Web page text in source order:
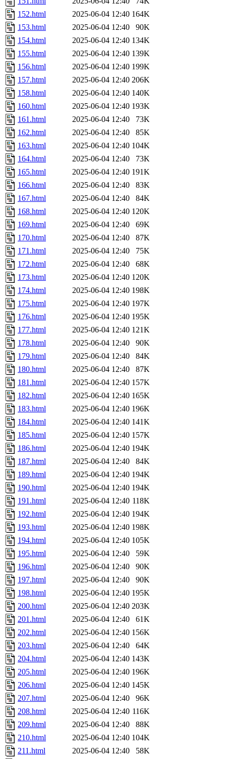
152.html
2025-06-04 12:40 164K
153.html
2025-06-04 12:40
90K
154.html
2025-06-04 12:40 134K
155.html
2025-06-04 12:40 139K
156.html
2025-06-04 12:40 199K
157.html
2025-06-04 12:40 206K
158.html
2025-06-04 12:40 140K
160.html
2025-06-04 12:40 193K
161.html
2025-06-04 12:40
73K
162.html
2025-06-04 12:40
85K
163.html
2025-06-04 12:40 104K
164.html
2025-06-04 12:40
73K
165.html
2025-06-04 12:40 191K
166.html
2025-06-04 12:40
83K
167.html
2025-06-04 12:40
84K
168.html
2025-06-04 12:40 120K
169.html
2025-06-04 12:40
69K
170.html
2025-06-04 12:40
87K
171.html
2025-06-04 12:40
75K
172.html
2025-06-04 12:40
68K
173.html
2025-06-04 12:40 120K
174.html
2025-06-04 12:40 198K
175.html
2025-06-04 12:40 197K
176.html
2025-06-04 12:40 195K
177.html
2025-06-04 12:40 121K
178.html
2025-06-04 12:40
90K
179.html
2025-06-04 12:40
84K
180.html
2025-06-04 12:40
87K
181.html
2025-06-04 12:40 157K
182.html
2025-06-04 12:40 165K
183.html
2025-06-04 12:40 196K
184.html
2025-06-04 12:40 141K
185.html
2025-06-04 12:40 157K
186.html
2025-06-04 12:40 194K
187.html
2025-06-04 12:40
84K
189.html
2025-06-04 12:40 194K
190.html
2025-06-04 12:40 194K
191.html
2025-06-04 12:40 118K
192.html
2025-06-04 12:40 194K
193.html
2025-06-04 12:40 198K
194.html
2025-06-04 12:40 105K
195.html
2025-06-04 12:40
59K
196.html
2025-06-04 12:40
90K
197.html
2025-06-04 12:40
90K
198.html
2025-06-04 12:40 195K
200.html
2025-06-04 12:40 203K
201.html
2025-06-04 12:40
61K
202.html
2025-06-04 12:40 156K
203.html
2025-06-04 12:40
64K
204.html
2025-06-04 12:40 143K
205.html
2025-06-04 12:40 196K
206.html
2025-06-04 12:40 145K
207.html
2025-06-04 12:40
96K
208.html
2025-06-04 12:40 116K
209.html
2025-06-04 12:40
88K
210.html
2025-06-04 12:40 104K
211.html
2025-06-04 12:40
58K